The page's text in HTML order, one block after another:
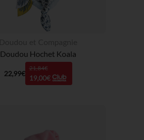
Doudou Hochet Koala
22,99€
21,84€
19,00€